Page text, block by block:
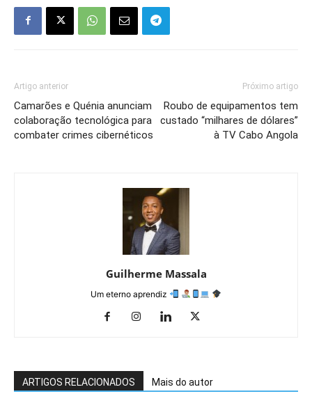
Artigo anterior
Camarões e Quénia anunciam
colaboração tecnológica para
combater crimes cibernéticos
Próximo artigo
Roubo de equipamentos tem
custado “milhares de dólares”
à TV Cabo Angola
Guilherme Massala
Um eterno aprendiz
ARTIGOS RELACIONADOS Mais do autor